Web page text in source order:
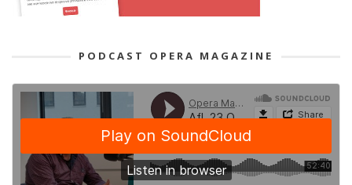
PODCAST OPERA MAGAZINE